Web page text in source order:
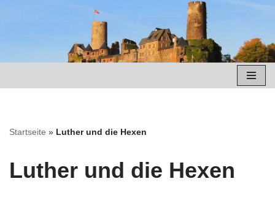
springen
Startseite » Luther und die Hexen
Luther und die Hexen